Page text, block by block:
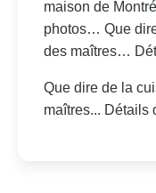
maison de
photos… Que
des maîtres…
Que dire de la
maîtres... Détails